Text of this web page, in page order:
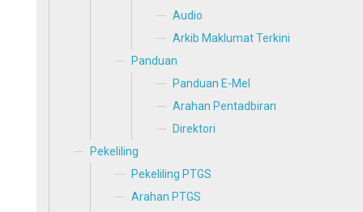
Audio
Arkib Maklumat Terkini
Panduan
Panduan E-Mel
Arahan Pentadbiran
Direktori
Pekeliling
Pekeliling PTGS
Arahan PTGS